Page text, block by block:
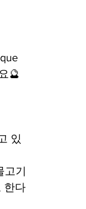
🔮
있
기
한다